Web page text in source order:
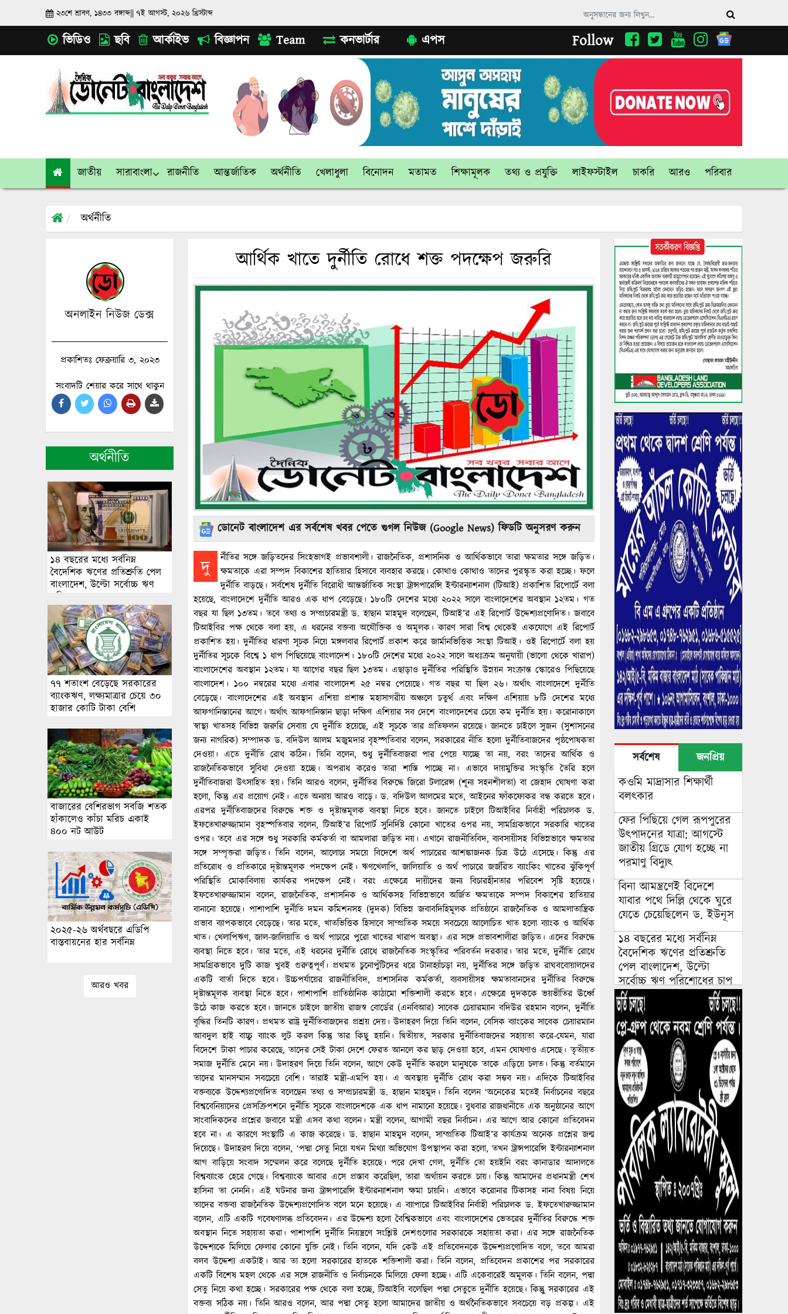
২৩শে শ্রাবণ, ১৪৩৩ বঙ্গাব্দ|| ৭ই আগস্ট, ২০২৬ খ্রিস্টাব্দ
ভিডিও ছবি আর্কাইভ বিজ্ঞাপন Team কনভার্টার এপস Follow
জাতীয় সারাবাংলা রাজনীতি আন্তর্জাতিক অর্থনীতি খেলাধুলা বিনোদন মতামত শিক্ষামূলক তথ্য ও প্রযুক্তি লাইফস্টাইল চাকরি আরও পরিবার
অর্থনীতি
অনলাইন নিউজ ডেক্স
প্রকাশিতঃ ফেব্রুয়ারি ৩, ২০২৩
সংবাদটি শেয়ার করে সাথে থাকুন
অর্থনীতি
১৪ বছরের মধ্যে সর্বনিম্ন
বৈদেশিক ঋণের প্রতিশ্রুতি পেল
বাংলাদেশ, উল্টো সর্বোচ্চ ঋণ
৭৭ শতাংশ বেড়েছে সরকারের
ব্যাংকঋণ, লক্ষ্যমাত্রার চেয়ে ৩০
হাজার কোটি টাকা বেশি
বাজারের বেশিরভাগ সবজি শতক
হাঁকালেও কাঁচা মরিচ একাই
৪০০ নট আউট
২০২৫-২৬ অর্থবছরে এডিপি
বাস্তবায়নের হার সর্বনিম্ন
আরও খবর
আর্থিক খাতে দুর্নীতি রোধে শক্ত পদক্ষেপ জরুরি
ডোনেট বাংলাদেশ এর সর্বশেষ খবর পেতে গুগল নিউজ (Google News) ফিডটি অনুসরণ করুন
দু
র্নীতির সঙ্গে জড়িতদের সিংহভাগই প্রভাবশালী। রাজনৈতিক, প্রশাসনিক ও আর্থিকভাবে তারা ক্ষমতার সঙ্গে জড়িত।
ক্ষমতাকে এরা সম্পদ বিকাশের হাতিয়ার হিসাবে ব্যবহার করছে। কোথাও কোথাও তাদের পুরস্কৃত করা হচ্ছে। ফলে
দুর্নীতি বাড়ছে। সর্বশেষ দুর্নীতি বিরোধী আন্তর্জাতিক সংস্থা ট্রান্সপারেন্সি ইন্টারন্যাশনাল (টিআই) প্রকাশিত রিপোর্টে বলা
হয়েছে, বাংলাদেশে দুর্নীতি আরও এক ধাপ বেড়েছে। ১৮০টি দেশের মধ্যে ২০২২ সালে বাংলাদেশের অবস্থান ১২তম। গত
বছর যা ছিল ১৩তম। তবে তথ্য ও সম্প্রচারমন্ত্রী ড. হাছান মাহমুদ বলেছেন, টিআই’র এই রিপোর্ট উদ্দেশ্যপ্রণোদিত। জবাবে
টিআইবির পক্ষ থেকে বলা হয়, এ ধরনের বক্তব্য অযৌক্তিক ও অমূলক। কারণ সারা বিশ্ব থেকেই একযোগে এই রিপোর্ট
প্রকাশিত হয়। দুর্নীতির ধারণা সূচক নিয়ে মঙ্গলবার রিপোর্ট প্রকাশ করে জার্মানভিত্তিক সংস্থা টিআই। ওই রিপোর্টে বলা হয়
দুর্নীতির সূচকে বিশ্বে ১ ধাপ পিছিয়েছে বাংলাদেশ। ১৮০টি দেশের মধ্যে ২০২২ সালে অধঃক্রম অনুযায়ী (ভালো থেকে খারাপ)
বাংলাদেশের অবস্থান ১২তম। যা আগের বছর ছিল ১৩তম। এছাড়াও দুর্নীতির পরিস্থিতি উন্নয়ন সংক্রান্ত স্কোরেও পিছিয়েছে
বাংলাদেশ। ১০০ নম্বরের মধ্যে এবার বাংলাদেশ ২৫ নম্বর পেয়েছে। গত বছর যা ছিল ২৬। অর্থাৎ বাংলাদেশে দুর্নীতি
বেড়েছে। বাংলাদেশের এই অবস্থান এশিয়া প্রশান্ত মহাসাগরীয় অঞ্চলে চতুর্থ এবং দক্ষিণ এশিয়ায় ৮টি দেশের মধ্যে
আফগানিস্তানের আগে। অর্থাৎ আফগানিস্তান ছাড়া দক্ষিণ এশিয়ার সব দেশে বাংলাদেশের চেয়ে কম দুর্নীতি হয়। করোনাকালে
স্বাস্থ্য খাতসহ বিভিন্ন জরুরি সেবায় যে দুর্নীতি হয়েছে, এই সূচকে তার প্রতিফলন রয়েছে। জানতে চাইলে সুজন (সুশাসনের
জন্য নাগরিক) সম্পাদক ড. বদিউল আলম মজুমদার বৃহস্পতিবার বলেন, সরকারের নীতি হলো দুর্নীতিবাজদের পৃষ্ঠপোষকতা
দেওয়া। এতে দুর্নীতি রোধ কঠিন। তিনি বলেন, শুধু দুর্নীতিবাজরা পার পেয়ে যাচ্ছে তা নয়, বরং তাদের আর্থিক ও
রাজনৈতিকভাবে সুবিধা দেওয়া হচ্ছে। অপরাধ করেও তারা শাস্তি পাচ্ছে না। এভাবে দায়মুক্তির সংস্কৃতি তৈরি হলে
দুর্নীতিবাজরা উৎসাহিত হয়। তিনি আরও বলেন, দুর্নীতির বিরুদ্ধে জিরো টলারেন্স (শূন্য সহনশীলতা) বা জেহাদ ঘোষণা করা
হলো, কিন্তু এর প্রয়োগ নেই। এতে অন্যায় আরও বাড়ে। ড. বদিউল আলমের মতে, আইনের ফাঁকফোকর বন্ধ করতে হবে।
এরপর দুর্নীতিবাজদের বিরুদ্ধে শক্ত ও দৃষ্টান্তমূলক ব্যবস্থা নিতে হবে। জানতে চাইলে টিআইবির নির্বাহী পরিচালক ড.
ইফতেখারুজ্জামান বৃহস্পতিবার বলেন, টিআই’র রিপোর্ট সুনির্দিষ্ট কোনো খাতের ওপর নয়, সামগ্রিকভাবে সরকারি খাতের
ওপর। তবে এর সঙ্গে শুধু সরকারি কর্মকর্তা বা আমলারা জড়িত নয়। এখানে রাজনীতিবিদ, ব্যবসায়ীসহ বিভিন্নভাবে ক্ষমতার
সঙ্গে সম্পৃক্তরা জড়িত। তিনি বলেন, আলোচ্য সময়ে বিদেশে অর্থ পাচারের আশঙ্কাজনক চিত্র উঠে এসেছে। কিন্তু এর
প্রতিরোধ ও প্রতিকারে দৃষ্টান্তমূলক পদক্ষেপ নেই। ঋণখেলাপি, জালিয়াতি ও অর্থ পাচারে জর্জরিত ব্যাংকিং খাতের ঝুঁকিপূর্ণ
পরিস্থিতি মোকাবিলায় কার্যকর পদক্ষেপ নেই। বরং এক্ষেত্রে দায়ীদের জন্য বিচারহীনতার পরিবেশ সৃষ্টি হয়েছে।
ইফতেখারুজ্জামান বলেন, রাজনৈতিক, প্রশাসনিক ও আর্থিকসহ বিভিন্নভাবে অর্জিত ক্ষমতাকে সম্পদ বিকাশের হাতিয়ার
বানানো হয়েছে। পাশাপাশি দুর্নীতি দমন কমিশনসহ (দুদক) বিভিন্ন জবাবদিহিমূলক প্রতিষ্ঠানে রাজনৈতিক ও আমলাতান্ত্রিক
প্রভাব ব্যাপকভাবে বেড়েছে। তার মতে, খাতভিত্তিক হিসাবে সাম্প্রতিক সময়ে সবচেয়ে আলোচিত খাত হলো ব্যাংক ও আর্থিক
খাত। খেলাপিঋণ, জাল-জালিয়াতি ও অর্থ পাচারে পুরো খাতের খারাপ অবস্থা। এর সঙ্গে প্রভাবশালীরা জড়িত। এদের বিরুদ্ধে
ব্যবস্থা নিতে হবে। তার মতে, এই ধরনের দুর্নীতি রোধে রাজনৈতিক সংস্কৃতির পরিবর্তন দরকার। তার মতে, দুর্নীতি রোধে
সামগ্রিকভাবে দুটি কাজ খুবই গুরুত্বপূর্ণ। প্রথমত চুনোপুঁটিদের ধরে টানাহ্যাঁচড়া নয়, দুর্নীতির সঙ্গে জড়িত রাঘববোয়ালদের
একটি বার্তা দিতে হবে। উচ্চপর্যায়ের রাজনীতিবিদ, প্রশাসনিক কর্মকর্তা, ব্যবসায়ীসহ ক্ষমতাবানদের দুর্নীতির বিরুদ্ধে
দৃষ্টান্তমূলক ব্যবস্থা নিতে হবে। পাশাপাশি প্রাতিষ্ঠানিক কাঠামো শক্তিশালী করতে হবে। এক্ষেত্রে দুদককে ভয়ভীতির ঊর্ধ্বে
উঠে কাজ করতে হবে। জানতে চাইলে জাতীয় রাজস্ব বোর্ডের (এনবিআর) সাবেক চেয়ারম্যান বদিউর রহমান বলেন, দুর্নীতি
বৃদ্ধির তিনটি কারণ। প্রথমত রাষ্ট্র দুর্নীতিবাজদের প্রশ্রয় দেয়। উদাহরণ দিয়ে তিনি বলেন, বেসিক ব্যাংকের সাবেক চেয়ারম্যান
আবদুল হাই বাচ্চু ব্যাংক লুট করল কিন্তু তার কিছু হয়নি। দ্বিতীয়ত, সরকার দুর্নীতিবাজদের সহায়তা করে-যেমন, যারা
বিদেশে টাকা পাচার করেছে, তাদের সেই টাকা দেশে ফেরত আনলে কর ছাড় দেওয়া হবে, এমন ঘোষণাও এসেছে। তৃতীয়ত
সমাজ দুর্নীতি মেনে নয়। উদাহরণ দিয়ে তিনি বলেন, আগে কেউ দুর্নীতি করলে মানুষকে তাকে এড়িয়ে চলত। কিন্তু বর্তমানে
তাদের মানসম্মান সবচেয়ে বেশি। তারাই মন্ত্রী-এমপি হয়। এ অবস্থায় দুর্নীতি রোধ করা সম্ভব নয়। এদিকে টিআইবির
বক্তব্যকে উদ্দেশ্যপ্রণোদিত বলেছেন তথ্য ও সম্প্রচারমন্ত্রী ড. হাছান মাহমুদ। তিনি বলেন ‘অনেকের মতেই নির্বাচনের বছরে
বিশ্ববেনিয়াদের প্রেসক্রিপশনে দুর্নীতি সূচকে বাংলাদেশকে এক ধাপ নামানো হয়েছে। বুধবার রাজধানীতে এক অনুষ্ঠানের আগে
সাংবাদিকদের প্রশ্নের জবাবে মন্ত্রী এসব কথা বলেন। মন্ত্রী বলেন, আগামী বছর নির্বাচন। এর আগে আর কোনো প্রতিবেদন
হবে না। এ কারণে সংস্থাটি এ কাজ করেছে। ড. হাছান মাহমুদ বলেন, সাম্প্রতিক টিআই’র কার্যক্রম অনেক প্রশ্নের জন্ম
দিয়েছে। উদাহরণ দিয়ে বলেন, ‘পদ্মা সেতু নিয়ে যখন মিথ্যা অভিযোগ উপস্থাপন করা হলো, তখন ট্রান্সপারেন্সি ইন্টারন্যাশনাল
আগ বাড়িয়ে সংবাদ সম্মেলন করে বলেছে দুর্নীতি হয়েছে। পরে দেখা গেল, দুর্নীতি তো হয়ইনি বরং কানাডার আদালতে
বিশ্বব্যাংক হেরে গেছে। বিশ্বব্যাংক আবার এসে প্রস্তাব করেছিল, তারা অর্থায়ন করতে চায়। কিন্তু আমাদের প্রধানমন্ত্রী শেখ
হাসিনা তা নেননি। এই ঘটনার জন্য ট্রান্সপারেন্সি ইন্টারন্যাশনাল ক্ষমা চায়নি। এভাবে করোনার টিকাসহ নানা বিষয় নিয়ে
তাদের বক্তব্য রাজনৈতিক উদ্দেশ্যপ্রণোদিত বলে মনে হয়েছে। এ ব্যাপারে টিআইবির নির্বাহী পরিচালক ড. ইফতেখারুজ্জামান
বলেন, এটি একটি গবেষণালব্ধ প্রতিবেদন। এর উদ্দেশ্য হলো বৈশ্বিকভাবে এবং বাংলাদেশের ভেতরের দুর্নীতির বিরুদ্ধে শক্ত
অবস্থান নিতে সহায়তা করা। পাশাপাশি দুর্নীতি নিয়ন্ত্রণে সংশ্লিষ্ট দেশগুলোর সরকারকে সহায়তা করা। এর সঙ্গে রাজনৈতিক
উদ্দেশ্যকে মিলিয়ে ফেলার কোনো যুক্তি নেই। তিনি বলেন, যদি কেউ এই প্রতিবেদনকে উদ্দেশ্যপ্রণোদিত বলে, তবে আমরা
বলব উদ্দেশ্য একটাই। আর তা হলো সরকারের হাতকে শক্তিশালী করা। তিনি বলেন, প্রতিবেদন প্রকাশের পর সরকারের
একটি বিশেষ মহল থেকে এর সঙ্গে রাজনীতি ও নির্বাচনকে মিলিয়ে ফেলা হচ্ছে। এটি একেবারেই অমূলক। তিনি বলেন, পদ্মা
সেতু নিয়ে কথা হচ্ছে। সরকারের পক্ষ থেকে বলা হচ্ছে, টিআইবি বলেছিল পদ্মা সেতুতে দুর্নীতি হয়েছে। কিন্তুু সরকারের এই
বক্তব্য সঠিক নয়। তিনি আরও বলেন, আর পদ্মা সেতু হলো আমাদের জাতীয় ও অর্থনৈতিকভাবে সবচেয়ে বড় প্রকল্প। এই
সর্বশেষ জনপ্রিয়
কওমি মাদ্রাসার শিক্ষার্থী
বলৎকার
ফের পিছিয়ে গেল রূপপুরের
উৎপাদনের যাত্রা: আগস্টে
জাতীয় গ্রিডে যোগ হচ্ছে না
পরমাণু বিদ্যুৎ
বিনা আমন্ত্রণেই বিদেশে
যাবার পথে দিল্লি থেকে ঘুরে
যেতে চেয়েছিলেন ড. ইউনূস
১৪ বছরের মধ্যে সর্বনিম্ন
বৈদেশিক ঋণের প্রতিশ্রুতি
পেল বাংলাদেশ, উল্টো
সর্বোচ্চ ঋণ পরিশোধের চাপ
উদ্বোধনের আগেই ধসে পড়ল
পৌনে ৩ কোটি টাকার সড়ক,
বাঁশ-বালুর বস্তায় ঠেকা!
আওয়ামী লীগ আমাদের শত্রু
নয়, মিত্র, আমরা একসঙ্গে
যুদ্ধ করেছি: এমপি নাছির
চৌধুরী
‘আপনারা দেখেননি, আমরা
কীভাবে থানা জ্বালিয়ে পিটিয়ে
পুলিশ মেরেছি’: প্রকাশ্যে
এনসিপি নেতার স্বীকারোক্তি
রিয়ালের সঙ্গে আরও ছয়
বছরের চুক্তি বাড়ালেন
ভিনিসিউস
প্রকল্প ব্যয় ১৬৫ কোটি থেকে
ঠেকলো ৩২৬ কোটিতে, ২০০
কোটির অপ্রয়োজনীয় সরঞ্জাম
ক্রয়ের তোড়জোড়
ইআবা নেতা ফয়জুল করিম: